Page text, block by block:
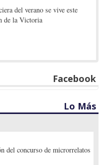
del verano se vive este
de la Victoria
Facebook
Lo Más
del concurso de microrrelatos